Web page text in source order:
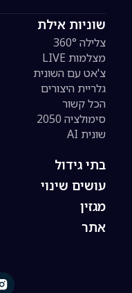
שוניות אילת
צלילה 360°
מצלמות LIVE
צ'אט עם השונית
גלריית היצורים
הכל קשור
סימולציה 2050
שונית AI
בתי גידול
עושים שינוי
מגזין
אתר